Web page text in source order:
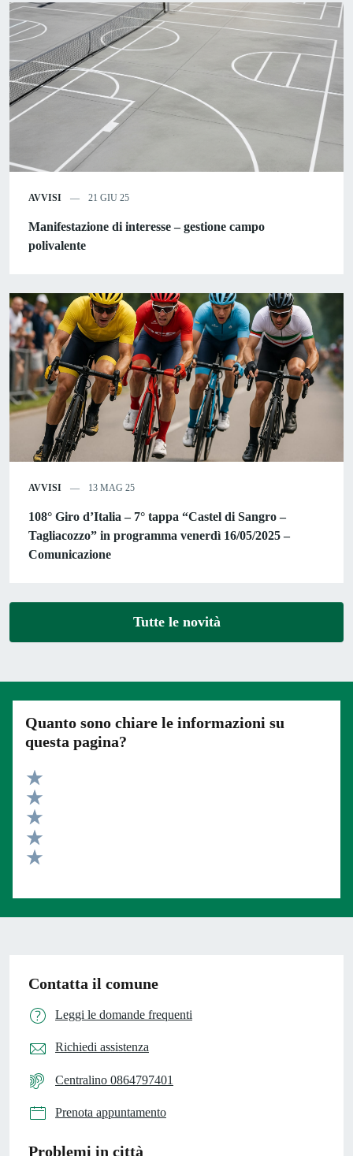
AVVISI 21 GIU 25
Manifestazione di interesse – gestione campo
polivalente
AVVISI 13 MAG 25
108° Giro d’Italia – 7° tappa “Castel di Sangro –
Tagliacozzo” in programma venerdì 16/05/2025 –
Comunicazione
Tutte le novità
Quanto sono chiare le informazioni su
questa pagina?
Valuta 5 stelle su 5
Valuta 4 stelle su 5
Valuta 3 stelle su 5
Valuta 2 stelle su 5
Contatta il comune
Leggi le domande frequenti
Richiedi assistenza
Centralino 0864797401
Prenota appuntamento
Problemi in città